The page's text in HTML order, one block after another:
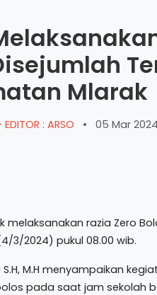
Mlarak
: ARSO • 05 Mar 2024
melaksanakan razia Zero
3/2024) pukul 08.00 wib.
S.H, M.H menyampaikan
pada saat jam sekolah